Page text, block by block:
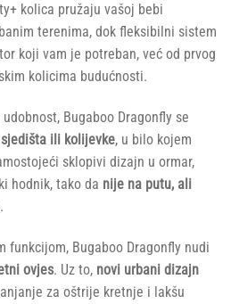
kolica pružaju vašoj bebi
terenima, dok fleksibilni sistem
koji vam je potreban, već od prvog
kolicima budućnosti.
Bugaboo Dragonfly se
ili kolijevke, u bilo kojem
sklopivi dizajn u ormar,
hodnik, tako da nije na putu, ali
.
funkcijom, Bugaboo Dragonfly nudi
ovjes. Uz to, novi urbani dizajn
za oštrije kretnje i lakšu